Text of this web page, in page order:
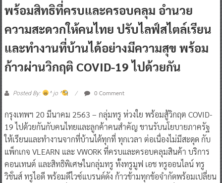
พร้อมสิทธิที่ครบและครอบคลุม อำนวย
ความสะดวกให้คนไทย ปรับไลฟ์สไตล์เรียน
และทำงานที่บ้านได้อย่างมีความสุข พร้อม
ก้าวผ่านวิกฤติ COVID-19 ไปด้วยกัน
Posted By: ^ jo ^ 0 Comment
กรุงเทพฯ 20 มีนาคม 2563 – กลุ่มทรู ห่วงใย พร้อมสู้วิกฤต COVID-
19 ไปด้วยกันกับคนไทยและลูกค้าคนสำคัญ ขานรับนโยบายภาครัฐ
ให้เรียนและทำงานจากที่บ้านได้ทุกที่ ทุกเวลา ต่อเนื่องไม่มีสะดุด กับ
แพ็กเกจ VLEARN และ VWORK ที่ครบและครอบคลุมสินค้า บริการ
คอนเทนต์ และสิทธิพิเศษในกลุ่มทรู ทั้งทรูมูฟ เอช ทรูออนไลน์ ทรู
วิชั่นส์ ทรูไอดี พร้อมดีไวซ์แบรนด์ดัง ก้าวข้ามทุกข้อจำกัดพร้อมเปลี่ยน